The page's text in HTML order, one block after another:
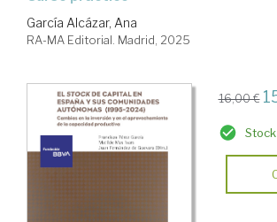
García Alcázar, Ana
RA-MA Editorial. Madrid, 2025
16,00 €